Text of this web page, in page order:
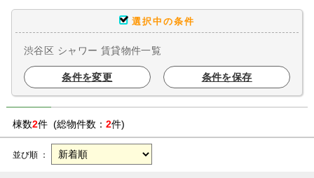
選択中の条件
渋谷区 シャワー 賃貸物件一覧
条件を変更 条件を保存
棟数2件 (総物件数： 2件)
並び順 ：